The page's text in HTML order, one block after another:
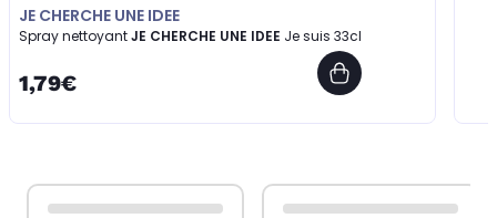
JE CHERCHE UNE IDEE
Spray nettoyantJE CHERCHE UNE IDEE Je suis 33cl
1,79€